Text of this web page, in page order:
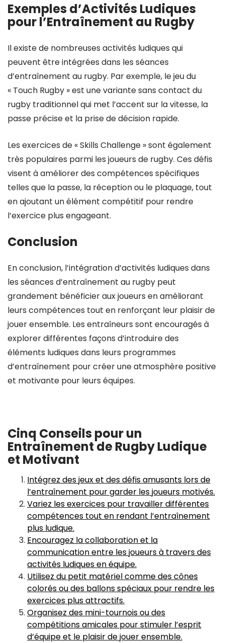
Exemples d’Activités Ludiques
pour l’Entraînement au Rugby
Il existe de nombreuses activités ludiques qui
peuvent être intégrées dans les séances
d’entraînement au rugby. Par exemple, le jeu du
« Touch Rugby » est une variante sans contact du
rugby traditionnel qui met l’accent sur la vitesse, la
passe précise et la prise de décision rapide.
Les exercices de « Skills Challenge » sont également
très populaires parmi les joueurs de rugby. Ces défis
visent à améliorer des compétences spécifiques
telles que la passe, la réception ou le plaquage, tout
en ajoutant un élément compétitif pour rendre
l’exercice plus engageant.
Conclusion
En conclusion, l’intégration d’activités ludiques dans
les séances d’entraînement au rugby peut
grandement bénéficier aux joueurs en améliorant
leurs compétences tout en renforçant leur plaisir de
jouer ensemble. Les entraîneurs sont encouragés à
explorer différentes façons d’introduire des
éléments ludiques dans leurs programmes
d’entraînement pour créer une atmosphère positive
et motivante pour leurs équipes.
Cinq Conseils pour un
Entraînement de Rugby Ludique
et Motivant
Intégrez des jeux et des défis amusants lors de
l’entraînement pour garder les joueurs motivés.
Variez les exercices pour travailler différentes
compétences tout en rendant l’entraînement
plus ludique.
Encouragez la collaboration et la
communication entre les joueurs à travers des
activités ludiques en équipe.
Utilisez du petit matériel comme des cônes
colorés ou des ballons spéciaux pour rendre les
exercices plus attractifs.
Organisez des mini-tournois ou des
compétitions amicales pour stimuler l’esprit
d’équipe et le plaisir de jouer ensemble.